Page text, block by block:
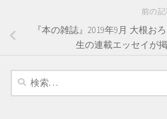
前の記
『本の雑誌』2019年9月 大根お
生の連載エッセイが
検